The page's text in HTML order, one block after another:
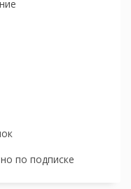
по подписке